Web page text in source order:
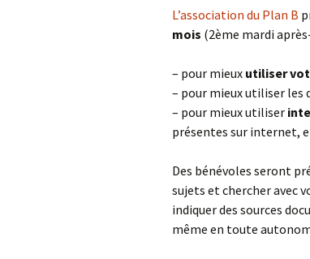
L’association du Plan B
mois (2ème mardi
– pour mieux utiliser
– pour mieux utiliser les
– pour mieux utiliser
présentes sur internet,
Des bénévoles seront
sujets et chercher avec
indiquer des sources
même en toute